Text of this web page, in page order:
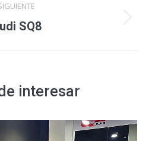
Proyecto
SQ8
interesar